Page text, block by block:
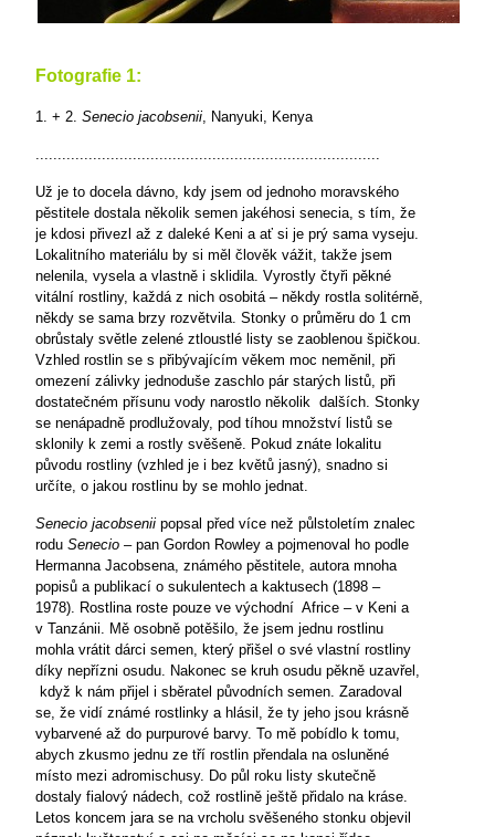
Fotografie 1:
1. + 2. Senecio jacobsenii, Nanyuki, Kenya
..............................................................................
Už je to docela dávno, kdy jsem od jednoho moravského
pěstitele dostala několik semen jakéhosi senecia, s tím, že
je kdosi přivezl až z daleké Keni a ať si je prý sama vyseju.
Lokalitního materiálu by si měl člověk vážit, takže jsem
nelenila, vysela a vlastně i sklidila. Vyrostly čtyři pěkné
vitální rostliny, každá z nich osobitá – někdy rostla solitérně,
někdy se sama brzy rozvětvila. Stonky o průměru do 1 cm
obrůstaly světle zelené ztloustlé listy se zaoblenou špičkou.
Vzhled rostlin se s přibývajícím věkem moc neměnil, při
omezení zálivky jednoduše zaschlo pár starých listů, při
dostatečném přísunu vody narostlo několik dalších. Stonky
se nenápadně prodlužovaly, pod tíhou množství listů se
sklonily k zemi a rostly svěšeně. Pokud znáte lokalitu
původu rostliny (vzhled je i bez květů jasný), snadno si
určíte, o jakou rostlinu by se mohlo jednat.
Senecio jacobsenii popsal před více než půlstoletím znalec
rodu Senecio – pan Gordon Rowley a pojmenoval ho podle
Hermanna Jacobsena, známého pěstitele, autora mnoha
popisů a publikací o sukulentech a kaktusech (1898 –
1978). Rostlina roste pouze ve východní Africe – v Keni a
v Tanzánii. Mě osobně potěšilo, že jsem jednu rostlinu
mohla vrátit dárci semen, který přišel o své vlastní rostliny
díky nepřízni osudu. Nakonec se kruh osudu pěkně uzavřel,
když k nám přijel i sběratel původních semen. Zaradoval
se, že vidí známé rostlinky a hlásil, že ty jeho jsou krásně
vybarvené až do purpurové barvy. To mě pobídlo k tomu,
abych zkusmo jednu ze tří rostlin přendala na osluněné
místo mezi adromischusy. Do půl roku listy skutečně
dostaly fialový nádech, což rostlině ještě přidalo na kráse.
Letos koncem jara se na vrcholu svěšeného stonku objevil